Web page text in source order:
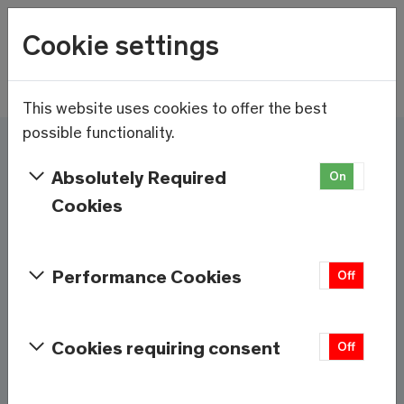
Skip to main content
10.7°C
Wetter
Ici et maintenant - Saas-
Fee/Saastal est prêt
Cookie settings
This website uses cookies to offer the best
possible functionality.
Absolutely Required
Cookies
On
Performance Cookies Off
Cookies requiring consent Off